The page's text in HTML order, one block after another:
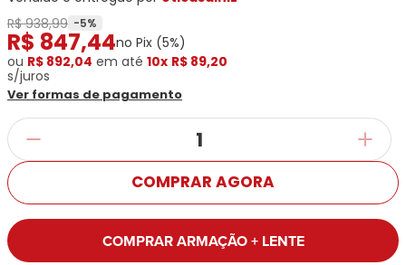
Ban
Todas
as
Marcas
Marcas
Exclusivas
Dii
Collection
Ono
Miu
Polaroid
Vogue
Todas
as
Marcas
Marcas
Exclusivas
Bulget
Todas
as
Marcas
Marcas
Exclusivas
Dii
Ono
Unissex
Marcas
Exclusivas
Dii
Collection
DNZ
Hit
Ono
R$ 938,99 -5%
R$ 847,44no Pix (5%)
ou R$ 892,04 em até 10x R$ 89,20
s/juros
Ver formas de pagamento
COMPRAR AGORA
COMPRAR ARMAÇÃO + LENTE